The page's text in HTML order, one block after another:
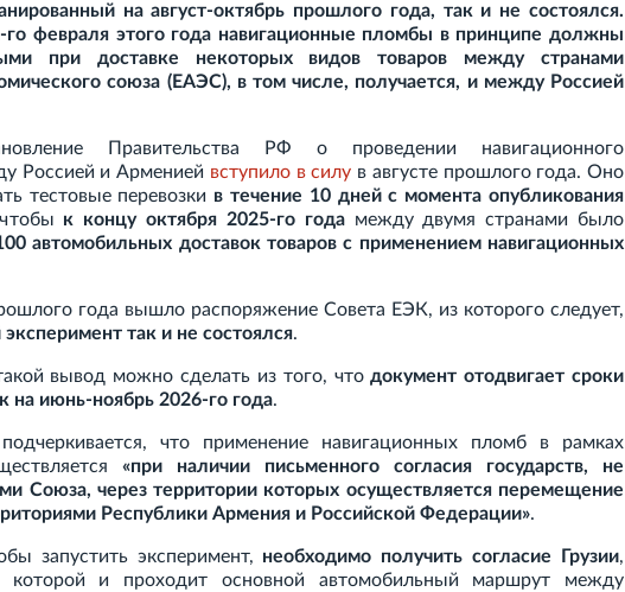
на август-октябрь прошлого года, так и не состоялся.
февраля этого года навигационные пломбы в принципе должны
при доставке некоторых видов товаров между странами
союза (ЕАЭС), в том числе, получается, и между Россией
Правительства
РФ о проведении навигационного
Россией и Арменией вступило в силу в августе прошлого года. Оно
тестовые перевозки в течение 10 дней с момента опубликования
к концу октября 2025-го годамежду двумя странами было
автомобильных доставок товаров с применением навигационных
года вышло распоряжение Совета ЕЭК, из которого следует,
так и не состоялся.
вывод можно сделать из того, чтодокумент отодвигает сроки
на июнь-ноябрь 2026-го года.
что применение навигационных пломб в рамках
«при наличии письменного согласия государств, не
Союза, через территории которых осуществляется перемещение
Республики Армения и Российской Федерации».
запустить эксперимент, необходимо получить согласие Грузии,
которой и проходит основной автомобильный маршрут между